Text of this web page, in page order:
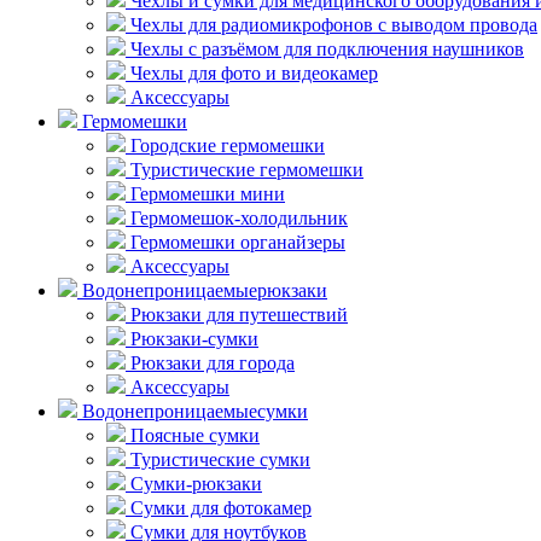
Чехлы для радиомикрофонов с выводом провода
Чехлы с разъёмом для подключения наушников
Чехлы для фото и видеокамер
Аксессуары
Гермомешки
Городские гермомешки
Туристические гермомешки
Гермомешки мини
Гермомешок-холодильник
Гермомешки органайзеры
Аксессуары
Водонепроницаемыерюкзаки
Рюкзаки для путешествий
Рюкзаки-сумки
Рюкзаки для города
Аксессуары
Водонепроницаемыесумки
Поясные сумки
Туристические сумки
Сумки-рюкзаки
Сумки для фотокамер
Сумки для ноутбуков